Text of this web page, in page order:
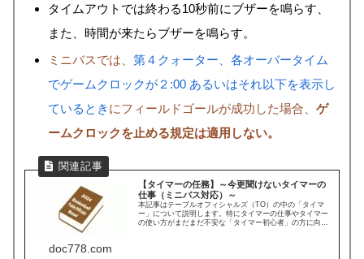
タイムアウトでは終わる10秒前にブザーを鳴らす、
また、時間が来たらブザーを鳴らす。
ミニバスでは、 第４クォーター、各オーバータイム
でゲームクロックが２:00 あるいはそれ以下を表示し
ているとき にフィールドゴールが成功した場合、 ゲ
ームクロックを止める規定は適用しない。
【タイマーの任務】～今更聞けないタイマーの
仕事（ミニバス対応）～
本記事はテーブルオフィシャルズ（TO）の中の「タイマ
ー」について説明します。特にタイマーの仕事やタイマー
の使い方がまだまだ不安な「タイマー初心者」の方に向け
doc778.com